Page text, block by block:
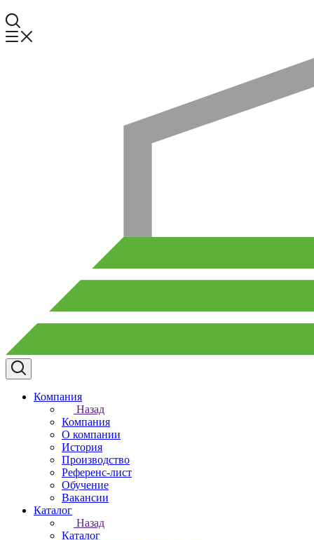
Компания
Назад
Компания
О компании
История
Производство
Референс-лист
Обучение
Вакансии
Каталог
Назад
Каталог